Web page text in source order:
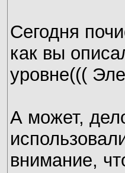
Сегодня
как вы
уровне(((
А может,
внимание,